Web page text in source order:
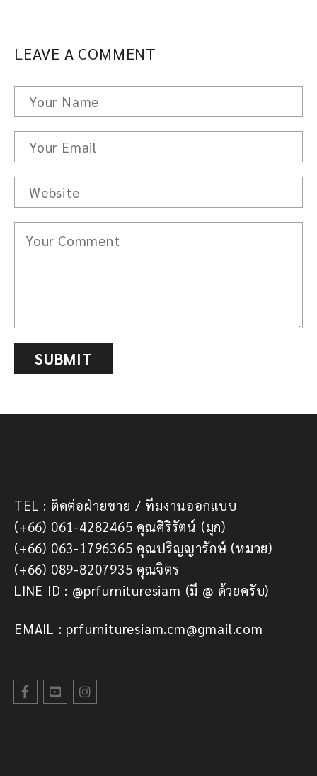
LEAVE A COMMENT
SUBMIT
TEL : ติดต่อฝ่ายขาย / ทีมงานออกแบบ
(+66) 061-4282465 คุณศิริรัตน์ (มุก)
(+66) 063-1796365 คุณปริญญารักษ์ (หมวย)
(+66) 089-8207935 คุณจิตร
LINE ID : @prfurnituresiam (มี @ ด้วยครับ)
EMAIL : prfurnituresiam.cm@gmail.com